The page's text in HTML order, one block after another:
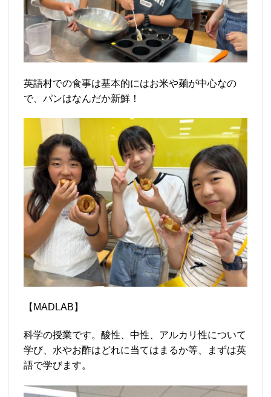
英語村での食事は基本的にはお米や麺が中心なの
で、パンはなんだか新鮮！
【MADLAB】
科学の授業です。酸性、中性、アルカリ性について
学び、水やお酢はどれに当てはまるか等、まずは英
語で学びます。